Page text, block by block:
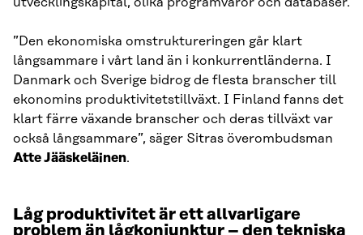
”Den ekonomiska omstruktureringen går klart
långsammare i vårt land än i konkurrentländerna. I
Danmark och Sverige bidrog de flesta branscher till
ekonomins produktivitetstillväxt. I Finland fanns det
klart färre växande branscher och deras tillväxt var
också långsammare”, säger Sitras överombudsman
Atte Jääskeläinen.
Låg produktivitet är ett allvarligare
problem än lågkonjunktur – den tekniska